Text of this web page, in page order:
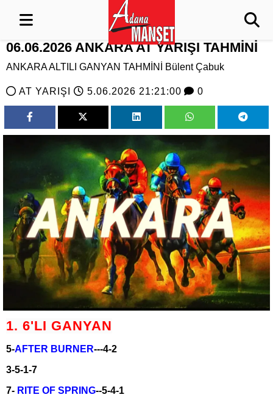
06.06.2026 ANKARA AT YARIŞI TAHMİNİ
ANKARA ALTILI GANYAN TAHMİNİ Bülent Çabuk
AT YARIŞI 5.06.2026 21:21:00 0
1. 6'LI GANYAN
5-AFTER BURNER---4-2
3-5-1-7
7- RITE OF SPRING--5-4-1